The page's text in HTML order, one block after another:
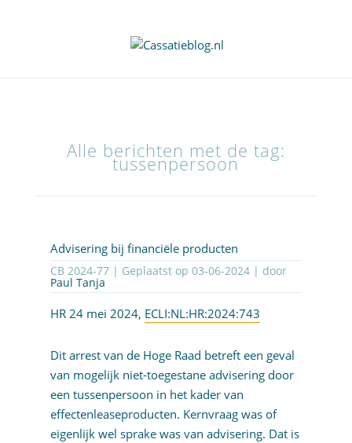
Alle berichten met de tag:
tussenpersoon
Advisering bij financiële producten
CB 2024-77 | Geplaatst op 03-06-2024| door
Paul Tanja
HR 24 mei 2024, ECLI:NL:HR:2024:743
Dit arrest van de Hoge Raad betreft een geval
van mogelijk niet-toegestane advisering door
een tussenpersoon in het kader van
effectenleaseproducten. Kernvraag was of
eigenlijk wel sprake was van advisering. Dat is